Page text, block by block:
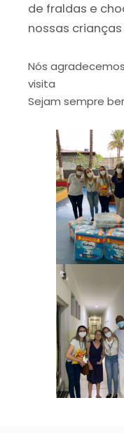
de fraldas e
nossas
Nós
visita
Sejam sempre